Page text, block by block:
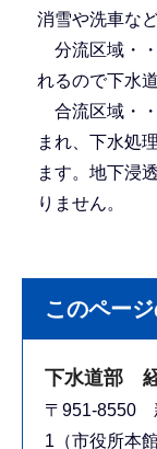
消雪や洗車な
分流区域・
れるので下水
合流区域・
まれ、下水処
ます。地下浸
りません。
このペー
下水道部
〒951-8550
1（市役所本館